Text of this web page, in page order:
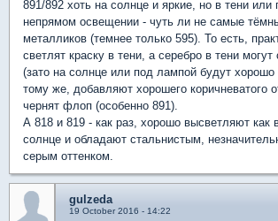
891/892 хоть на солнце и яркие, но в тени или
непрямом освещении - чуть ли не самые
металликов (темнее только 595). То есть,
светлят краску в тени, а серебро в тени
(зато на солнце или под лампой будут хорошо
тому же, добавляют хорошего коричневатого
чернят флоп (особенно 891).
А 818 и 819 - как раз, хорошо высветляют как
солнце и обладают стальнистым,
серым оттенком.
gulzeda
19 October 2016 - 14:22